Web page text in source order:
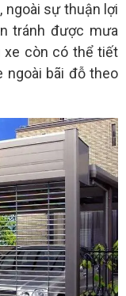
ngoài sự thuận lợi
tránh được mưa
xe còn có thể tiết
ngoài bãi đỗ theo